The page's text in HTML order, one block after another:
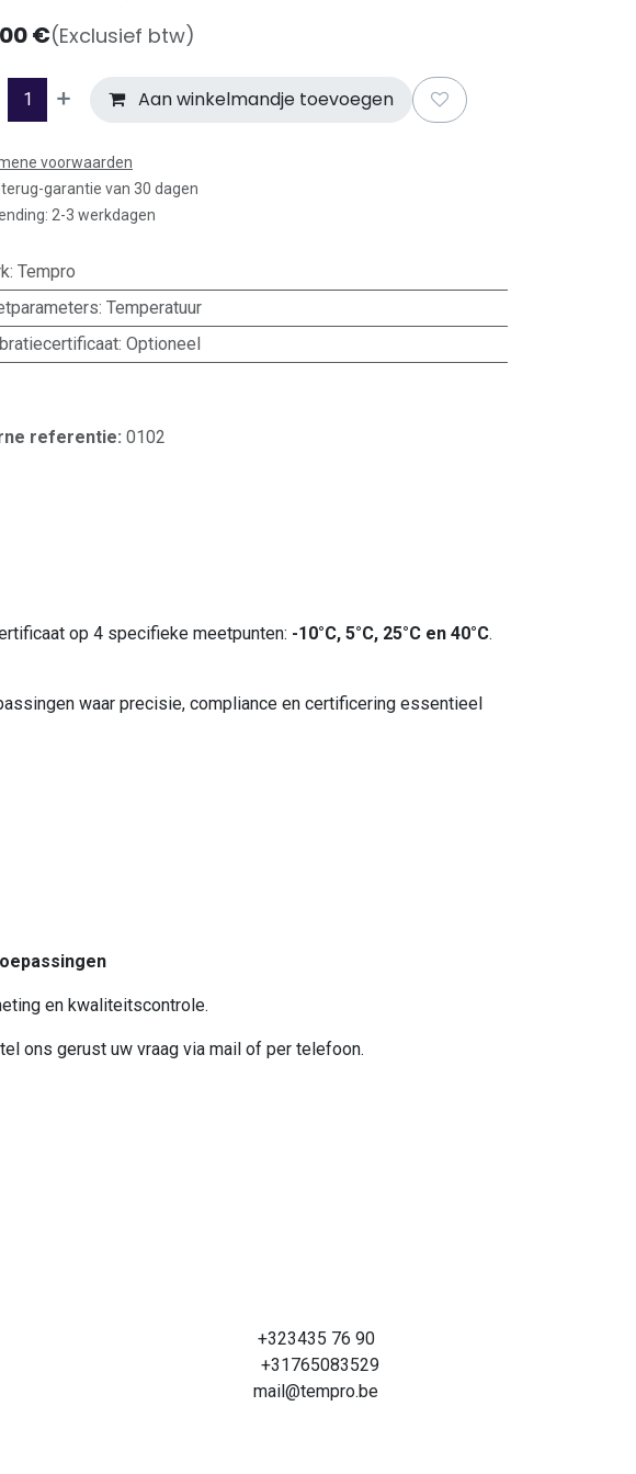
€(Exclusief btw)
Aan winkelmandje toevoegen
voorwaarden
garantie van 30 dagen
2-3 werkdagen
: Tempro
: Temperatuur
: Optioneel
referentie: 0102
op 4 specifieke meetpunten: -10°C, 5°C, 25°C en 40°C.
waar precisie, compliance en certificering essentieel
en kwaliteitscontrole.
ons gerust uw vraag via mail of per telefoon.
+323435 76 90
+31765083529
mail@tempro.be